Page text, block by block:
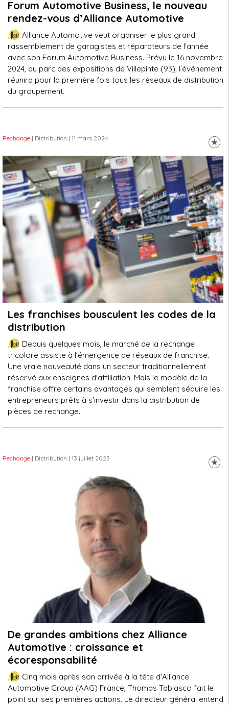
Forum Automotive Business, le nouveau
rendez-vous d’Alliance Automotive
Alliance Automotive veut organiser le plus grand
rassemblement de garagistes et réparateurs de l'année
avec son Forum Automotive Business. Prévu le 16 novembre
2024, au parc des expositions de Villepinte (93), l’événement
réunira pour la première fois tous les réseaux de distribution
du groupement.
Rechange | Distribution | 11 mars 2024
Les franchises bousculent les codes de la
distribution
Depuis quelques mois, le marché de la rechange
tricolore assiste à l'émergence de réseaux de franchise.
Une vraie nouveauté dans un secteur traditionnellement
réservé aux enseignes d'affiliation. Mais le modèle de la
franchise offre certains avantages qui semblent séduire les
entrepreneurs prêts à s'investir dans la distribution de
pièces de rechange.
Rechange | Distribution | 13 juillet 2023
De grandes ambitions chez Alliance
Automotive : croissance et
écoresponsabilité
Cinq mois après son arrivée à la tête d'Alliance
Automotive Group (AAG) France, Thomas Tabiasco fait le
point sur ses premières actions. Le directeur général entend